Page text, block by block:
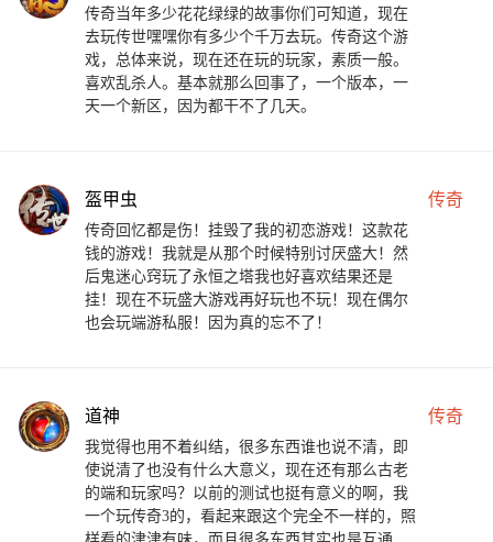
传奇当年多少花花绿绿的故事你们可知道，现在
去玩传世嘿嘿你有多少个千万去玩。传奇这个游
戏，总体来说，现在还在玩的玩家，素质一般。
喜欢乱杀人。基本就那么回事了，一个版本，一
天一个新区，因为都干不了几天。
盔甲虫 传奇
传奇回忆都是伤！挂毁了我的初恋游戏！这款花
钱的游戏！我就是从那个时候特别讨厌盛大！然
后鬼迷心窍玩了永恒之塔我也好喜欢结果还是
挂！现在不玩盛大游戏再好玩也不玩！现在偶尔
也会玩端游私服！因为真的忘不了！
道神 传奇
我觉得也用不着纠结，很多东西谁也说不清，即
使说清了也没有什么大意义，现在还有那么古老
的端和玩家吗？以前的测试也挺有意义的啊，我
一个玩传奇3的，看起来跟这个完全不一样的，照